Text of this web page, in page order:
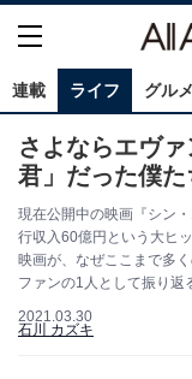
連載 ライフ グルメ
さよならエヴ
君」だった僕
現在公開中の映画『シン
行収入60億円という大ヒ
映画が、なぜここまで多
ファンの1人として振り返
2021.03.30
石川 カズキ